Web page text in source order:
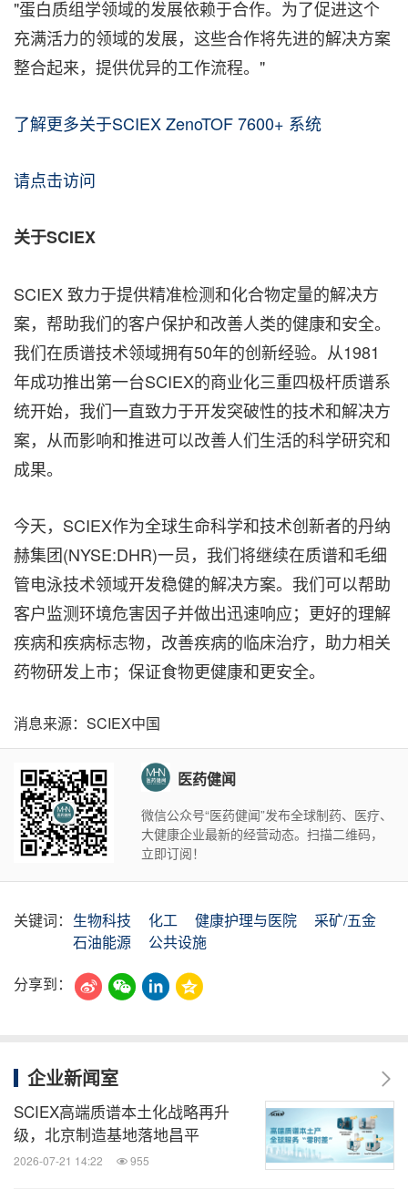
"蛋白质组学领域的发展依赖于合作。为了促进这个
充满活力的领域的发展，这些合作将先进的解决方案
整合起来，提供优异的工作流程。"
了解更多关于SCIEX ZenoTOF 7600+ 系统
请点击访问
关于SCIEX
SCIEX 致力于提供精准检测和化合物定量的解决方
案，帮助我们的客户保护和改善人类的健康和安全。
我们在质谱技术领域拥有50年的创新经验。从1981
年成功推出第一台SCIEX的商业化三重四极杆质谱系
统开始，我们一直致力于开发突破性的技术和解决方
案，从而影响和推进可以改善人们生活的科学研究和
成果。
今天，SCIEX作为全球生命科学和技术创新者的丹纳
赫集团(NYSE:DHR)一员，我们将继续在质谱和毛细
管电泳技术领域开发稳健的解决方案。我们可以帮助
客户监测环境危害因子并做出迅速响应；更好的理解
疾病和疾病标志物，改善疾病的临床治疗，助力相关
药物研发上市；保证食物更健康和更安全。
消息来源：SCIEX中国
医药健闻
微信公众号“医药健闻”发布全球制药、医疗、
大健康企业最新的经营动态。扫描二维码，
立即订阅！
关键词： 生物科技 化工 健康护理与医院
采矿/五金
石油能源
公共设施
分享到：
企业新闻室
SCIEX高端质谱本土化战略再升
级，北京制造基地落地昌平
2026-07-21 14:22 955